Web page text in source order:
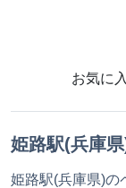
お気に
姫路駅(兵庫
姫路駅(兵庫県)の